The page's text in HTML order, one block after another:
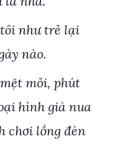
như trẻ lại
nào.
mỏi, phút
hình già nua
chơi lồng đèn